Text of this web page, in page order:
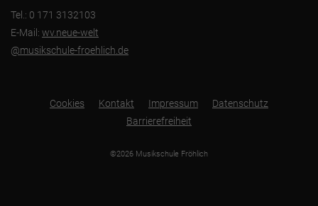
Tel.: 0 171 3132103
E-Mail: wv.neue-welt
@musikschule-froehlich.de
Cookies Kontakt Impressum
Datenschutz
Barrierefreiheit
©2026 Musikschule Fröhlich